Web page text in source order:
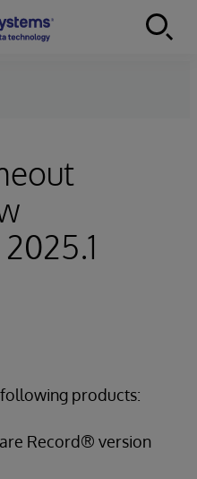
products:
Record® version